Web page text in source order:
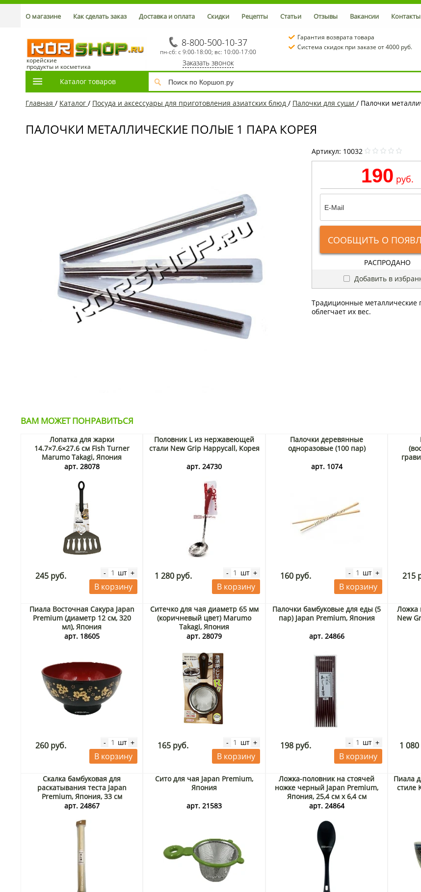
О магазине Как сделать заказ Доставка и оплата Скидки Рецепты Статьи Отзывы Вакансии Контакты
корейские
продукты и косметика
8-800-500-10-37
пн-сб: с 9:00-18:00; вс: 10:00-17:00
Заказать звонок
Гарантия возврата товара
Система скидок при заказе от 4000 руб.
Каталог товаров
Главная / Каталог / Посуда и аксессуары для приготовления азиатских блюд / Палочки для суши / Палочки
ПАЛОЧКИ МЕТАЛЛИЧЕСКИЕ ПОЛЫЕ 1 ПАРА КОРЕЯ
Артикул: 10032
190 руб.
СООБЩИТЬ О
РАСПРОДАНО
Добавить в
Традиционные металлические
облегчает их вес.
ВАМ МОЖЕТ ПОНРАВИТЬСЯ
Лопатка для жарки
14.7×7.6×27.6 см Fish Turner
Marumo Takagi, Япония
арт. 28078
245 руб. - шт +
В корзину
Половник L из нержавеющей
стали New Grip Happycall, Корея
арт. 24730
1 280 руб. - шт +
В корзину
Палочки деревянные
одноразовые (100 пар)
арт. 1074
160 руб. - шт +
В корзину
215
Пиала Восточная Сакура Japan
Premium (диаметр 12 см, 320
мл), Япония
арт. 18605
260 руб. - шт +
В корзину
Ситечко для чая диаметр 65 мм
(коричневый цвет) Marumo
Takagi, Япония
арт. 28079
165 руб. - шт +
В корзину
Палочки бамбуковые для еды (5
пар) Japan Premium, Япония
арт. 24866
198 руб. - шт +
В корзину
Ложка
New
1
Скалка бамбуковая для
раскатывания теста Japan
Premium, Япония, 33 см
арт. 24867
Сито для чая Japan Premium,
Япония
арт. 21583
Ложка-половник на стоячей
ножке черный Japan Premium,
Япония, 25,4 см х 6,4 см
арт. 24864
Пиала
стиле